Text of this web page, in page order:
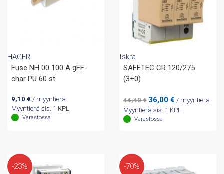
HAGER
Fuse NH 00 100 A gFF-
char PU 60 st
9,10 €/ myyntierä
Myyntierä sis. 1 KPL
Varastossa
Iskra
SAFETEC CR 120/275
(3+0)
44,40€ Alkuperäinen
hinta
oli:
36,00 €Nykyinen
hinta
/ myyntierä
Myyntierä sis. 1 KPL
Varastossa
-23% -70%